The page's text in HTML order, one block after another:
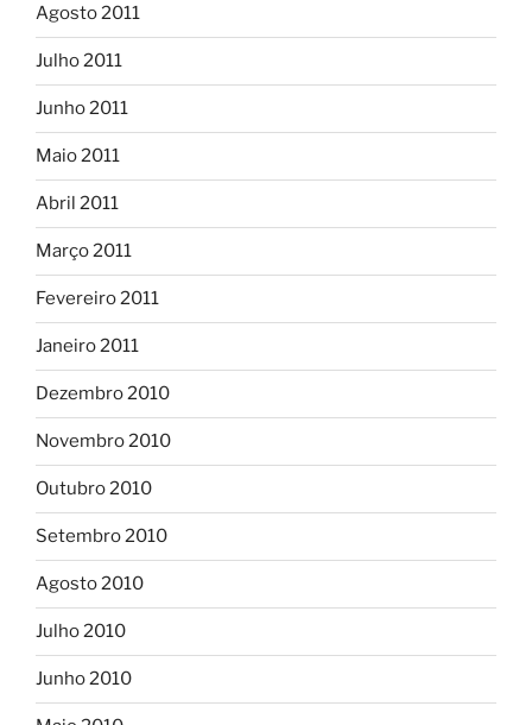
Agosto 2011
Julho 2011
Junho 2011
Maio 2011
Abril 2011
Março 2011
Fevereiro 2011
Janeiro 2011
Dezembro 2010
Novembro 2010
Outubro 2010
Setembro 2010
Agosto 2010
Julho 2010
Junho 2010